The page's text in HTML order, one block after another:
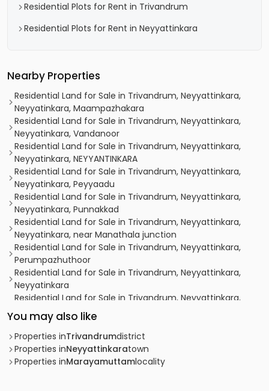
Residential Plots for Rent in Trivandrum
Residential Plots for Rent in Neyyattinkara
Nearby Properties
Residential Land for Sale in Trivandrum, Neyyattinkara,
Neyyatinkara, Maampazhakara
Residential Land for Sale in Trivandrum, Neyyattinkara,
Neyyatinkara, Vandanoor
Residential Land for Sale in Trivandrum, Neyyattinkara,
Neyyatinkara, NEYYANTINKARA
Residential Land for Sale in Trivandrum, Neyyattinkara,
Neyyatinkara, Peyyaadu
Residential Land for Sale in Trivandrum, Neyyattinkara,
Neyyatinkara, Punnakkad
Residential Land for Sale in Trivandrum, Neyyattinkara,
Neyyatinkara, near Manathala junction
Residential Land for Sale in Trivandrum, Neyyattinkara,
Perumpazhuthoor
Residential Land for Sale in Trivandrum, Neyyattinkara,
Neyyatinkara
Residential Land for Sale in Trivandrum, Neyyattinkara,
Perumpazhuthoor
Residential Land for Sale in Trivandrum, Neyyattinkara,
Neyyatinkara
Residential Land for Sale in Trivandrum, Neyyattinkara,
Neyyatinkara
You may also like
Properties inTrivandrumdistrict
Properties inNeyyattinkaratown
Properties inMarayamuttamlocality